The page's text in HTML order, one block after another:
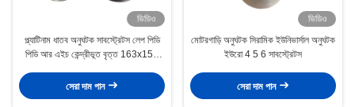
ভিডিও
প্ল্যাটিনাম ধাতব অনুঘটক সাবস্ট্রেটস লেপ পিডি
পিডি আর এইচ কেন্দ্রীভূত বৃত্ত 163x155
সেরা দাম পান
ভিডিও
মোটরগাড়ি অনুঘটক সিরামিক ইউনিভার্সাল অনুঘটক
ইউরো 4 5 6 সাবস্ট্রেটস
সেরা দাম পান